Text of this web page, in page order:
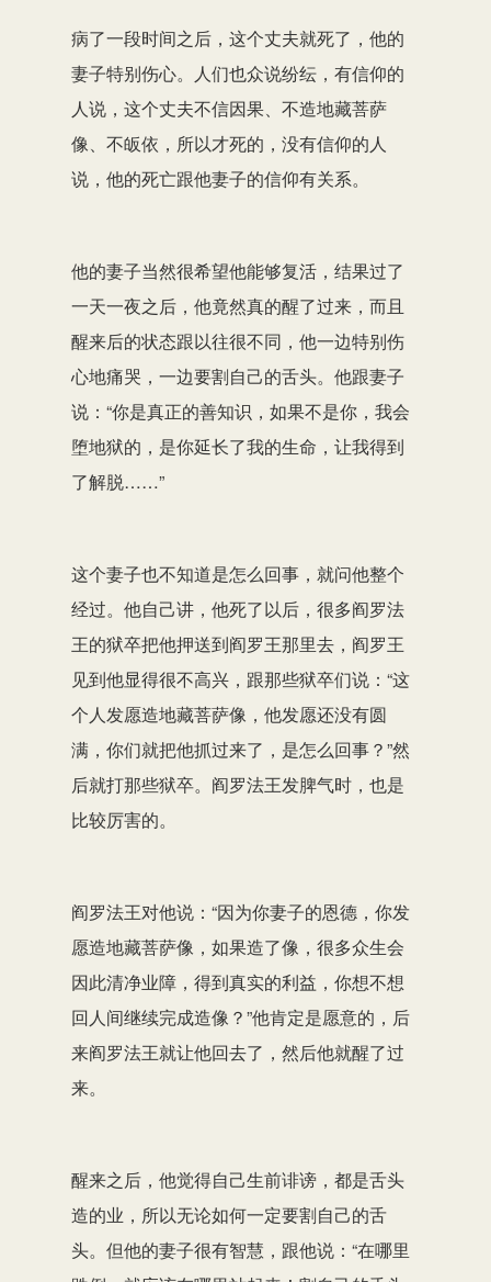
病了一段时间之后，这个丈夫就死了，他的
妻子特别伤心。人们也众说纷纭，有信仰的
人说，这个丈夫不信因果、不造地藏菩萨
像、不皈依，所以才死的，没有信仰的人
说，他的死亡跟他妻子的信仰有关系。
他的妻子当然很希望他能够复活，结果过了
一天一夜之后，他竟然真的醒了过来，而且
醒来后的状态跟以往很不同，他一边特别伤
心地痛哭，一边要割自己的舌头。他跟妻子
说：“你是真正的善知识，如果不是你，我会
堕地狱的，是你延长了我的生命，让我得到
了解脱……”
这个妻子也不知道是怎么回事，就问他整个
经过。他自己讲，他死了以后，很多阎罗法
王的狱卒把他押送到阎罗王那里去，阎罗王
见到他显得很不高兴，跟那些狱卒们说：“这
个人发愿造地藏菩萨像，他发愿还没有圆
满，你们就把他抓过来了，是怎么回事？”然
后就打那些狱卒。阎罗法王发脾气时，也是
比较厉害的。
阎罗法王对他说：“因为你妻子的恩德，你发
愿造地藏菩萨像，如果造了像，很多众生会
因此清净业障，得到真实的利益，你想不想
回人间继续完成造像？”他肯定是愿意的，后
来阎罗法王就让他回去了，然后他就醒了过
来。
醒来之后，他觉得自己生前诽谤，都是舌头
造的业，所以无论如何一定要割自己的舌
头。但他的妻子很有智慧，跟他说：“在哪里